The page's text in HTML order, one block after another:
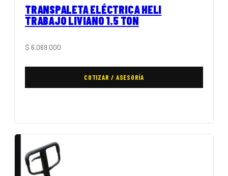
TRANSPALETA ELÉCTRICA HELI
TRABAJO LIVIANO 1.5 TON
$ 6.069.000
COTIZAR / ASESORÍA